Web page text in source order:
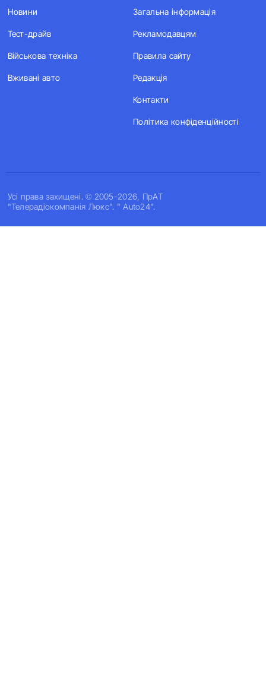
Усi права захищенi. © 2005-2026, ПрАТ
"Телерадіокомпанія Люкс". " Auto24".
Новини
Тест-драйв
Військова техніка
Вживані авто
Загальна інформація
Рекламодавцям
Правила сайту
Редакція
Контакти
Політика конфіденційності